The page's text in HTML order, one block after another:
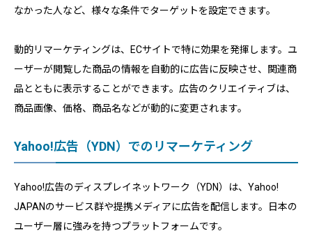
なかった人など、様々な条件でターゲットを設定できます。
動的リマーケティングは、ECサイトで特に効果を発揮します。ユ
ーザーが閲覧した商品の情報を自動的に広告に反映させ、関連商
品とともに表示することができます。広告のクリエイティブは、
商品画像、価格、商品名などが動的に変更されます。
Yahoo!広告（YDN）でのリマーケティング
Yahoo!広告のディスプレイネットワーク（YDN）は、Yahoo!
JAPANのサービス群や提携メディアに広告を配信します。日本の
ユーザー層に強みを持つプラットフォームです。